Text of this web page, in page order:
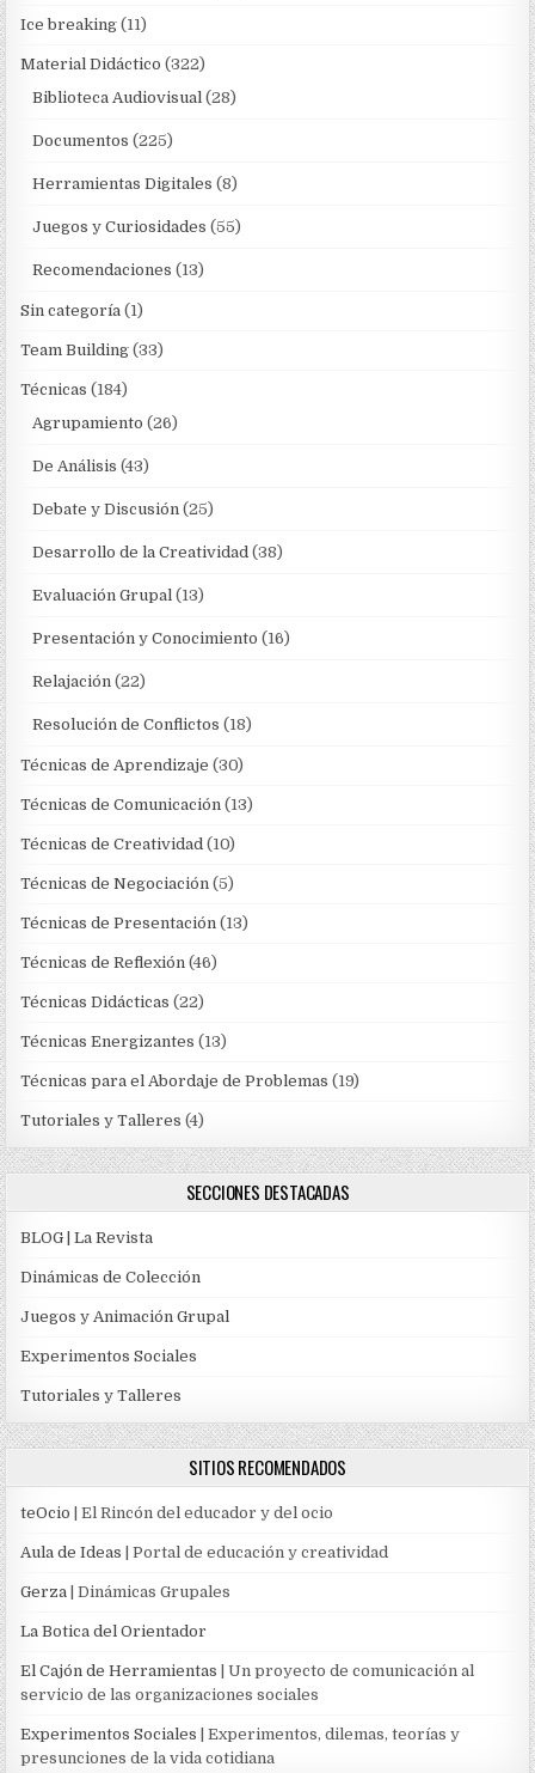
Ice breaking (11)
Material Didáctico (322)
Biblioteca Audiovisual (28)
Documentos (225)
Herramientas Digitales (8)
Juegos y Curiosidades (55)
Recomendaciones (13)
Sin categoría (1)
Team Building (33)
Técnicas (184)
Agrupamiento (26)
De Análisis (43)
Debate y Discusión (25)
Desarrollo de la Creatividad (38)
Evaluación Grupal (13)
Presentación y Conocimiento (16)
Relajación (22)
Resolución de Conflictos (18)
Técnicas de Aprendizaje (30)
Técnicas de Comunicación (13)
Técnicas de Creatividad (10)
Técnicas de Negociación (5)
Técnicas de Presentación (13)
Técnicas de Reflexión (46)
Técnicas Didácticas (22)
Técnicas Energizantes (13)
Técnicas para el Abordaje de Problemas (19)
Tutoriales y Talleres (4)
SECCIONES DESTACADAS
BLOG | La Revista
Dinámicas de Colección
Juegos y Animación Grupal
Experimentos Sociales
Tutoriales y Talleres
SITIOS RECOMENDADOS
teOcio | El Rincón del educador y del ocio
Aula de Ideas | Portal de educación y creatividad
Gerza | Dinámicas Grupales
La Botica del Orientador
El Cajón de Herramientas | Un proyecto de comunicación al
servicio de las organizaciones sociales
Experimentos Sociales | Experimentos, dilemas, teorías y
presunciones de la vida cotidiana